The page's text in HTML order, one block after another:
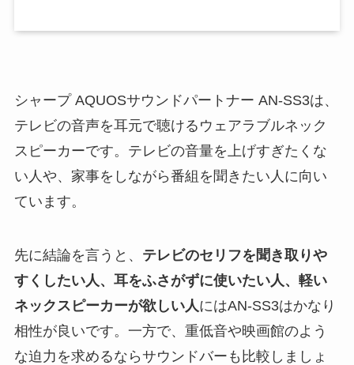
シャープ AQUOSサウンドパートナー AN-SS3は、
テレビの音声を耳元で聴けるウェアラブルネック
スピーカーです。テレビの音量を上げすぎたくな
い人や、家事をしながら番組を聞きたい人に向い
ています。
先に結論を言うと、 テレビのセリフを聞き取りや
すくしたい人、耳をふさがずに使いたい人、軽い
ネックスピーカーが欲しい人 にはAN-SS3はかなり
相性が良いです。一方で、重低音や映画館のよう
な迫力を求めるならサウンドバーも比較しましょ